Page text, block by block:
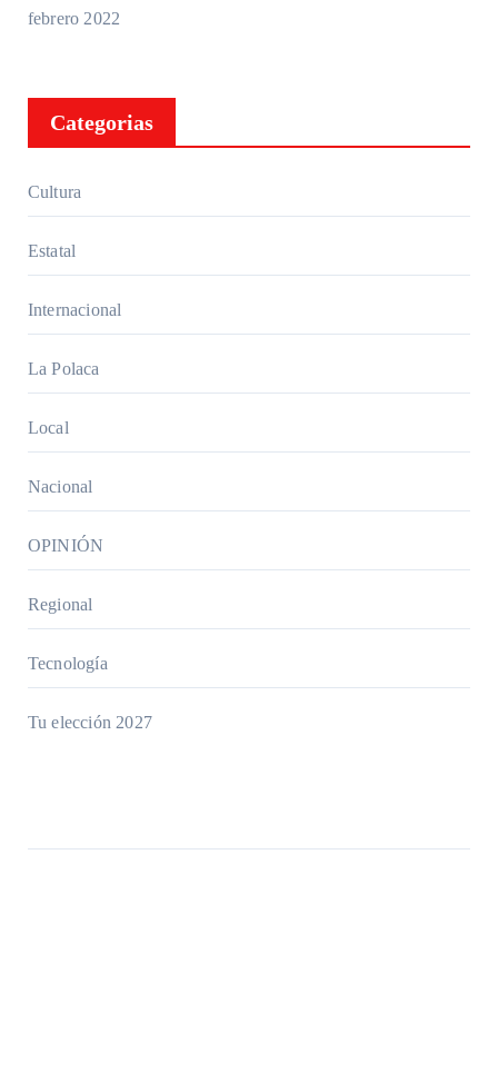
febrero 2022
Categorias
Cultura
Estatal
Internacional
La Polaca
Local
Nacional
OPINIÓN
Regional
Tecnología
Tu elección 2027